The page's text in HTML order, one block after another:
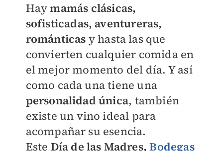
Haymamás clásicas,
sofisticadas, aventureras,
románticas y hasta las que
convierten cualquier comida en
el mejor momento del día. Y así
como cada una tiene una
personalidad única, también
existe un vino ideal para
acompañar su esencia.
Este Día de las Madres, Bodegas